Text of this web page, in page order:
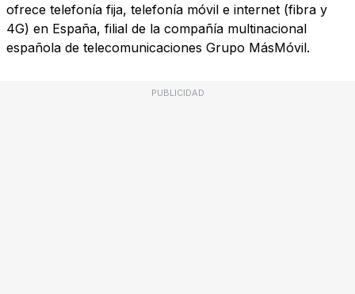
ofrece telefonía fija, telefonía móvil e internet (fibra y
4G) en España, filial de la compañía multinacional
española de telecomunicaciones Grupo MásMóvil.
PUBLICIDAD